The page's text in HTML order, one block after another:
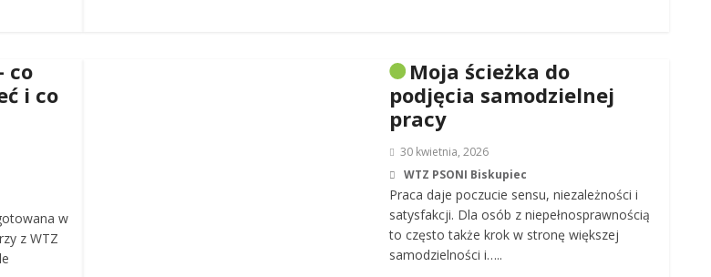
co
i co
w
z WTZ
Moja ścieżka do
podjęcia samodzielnej
pracy
30 kwietnia, 2026
WTZ PSONI Biskupiec
Praca daje poczucie sensu, niezależności i
satysfakcji. Dla osób z niepełnosprawnością
to często także krok w stronę większej
samodzielności i…..